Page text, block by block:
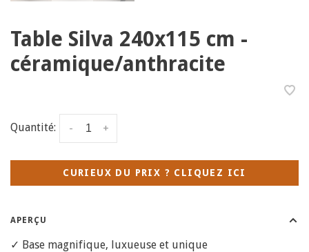
Table Silva 240x115 cm -
céramique/anthracite
Quantité: +
-
CURIEUX DU PRIX ? CLIQUEZ ICI
APERÇU
✓ Base magnifique, luxueuse et unique